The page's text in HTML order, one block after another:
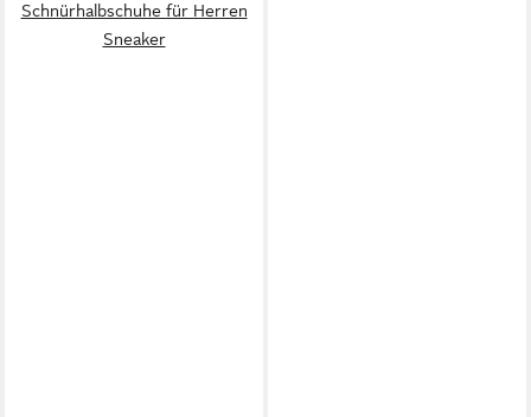
Schnürhalbschuhe für Herren
Sneaker